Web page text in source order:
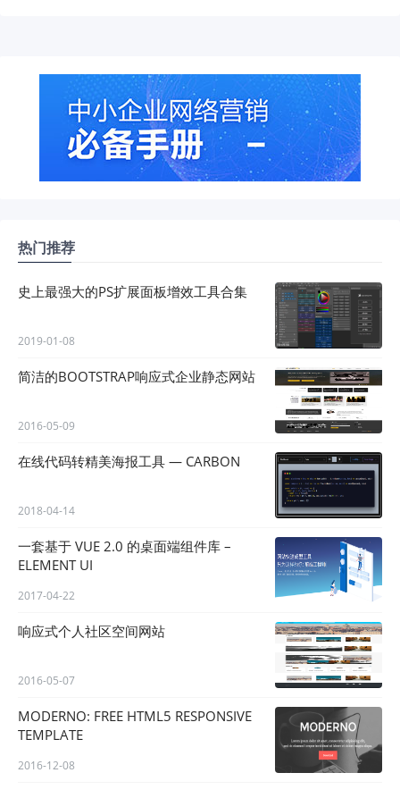
热门推荐
史上最强大的PS扩展面板增效工具合集
2019-01-08
简洁的BOOTSTRAP响应式企业静态网站
2016-05-09
在线代码转精美海报工具 — CARBON
2018-04-14
一套基于 VUE 2.0 的桌面端组件库 –
ELEMENT UI
2017-04-22
响应式个人社区空间网站
2016-05-07
MODERNO: FREE HTML5 RESPONSIVE
TEMPLATE
2016-12-08